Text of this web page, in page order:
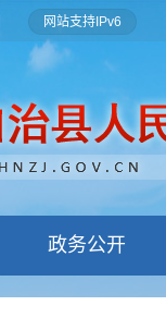
网站支持IPv6
政务公开